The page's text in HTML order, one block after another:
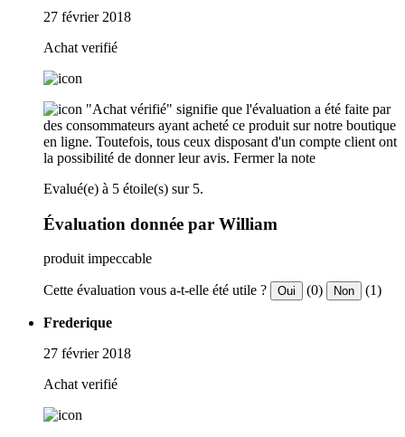
27 février 2018
Achat verifié
"Achat vérifié" signifie que l'évaluation a été faite par
des consommateurs ayant acheté ce produit sur notre boutique
en ligne. Toutefois, tous ceux disposant d'un compte client ont
la possibilité de donner leur avis. Fermer la note
Evalué(e) à 5 étoile(s) sur 5.
Évaluation donnée par William
produit impeccable
Cette évaluation vous a-t-elle été utile ? Oui (0) Non (1)
Frederique
27 février 2018
Achat verifié